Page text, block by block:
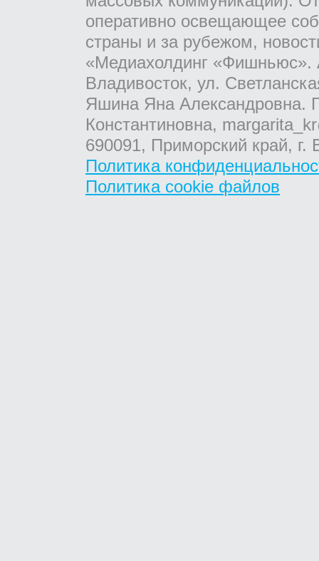
оперативно освещающее
страны и за рубежом,
«Медиахолдинг «Фишньюс».
Владивосток, ул.
Яшина Яна Александровна.
Константиновна,
690091, Приморский край,
Политика
Политика cookie файлов